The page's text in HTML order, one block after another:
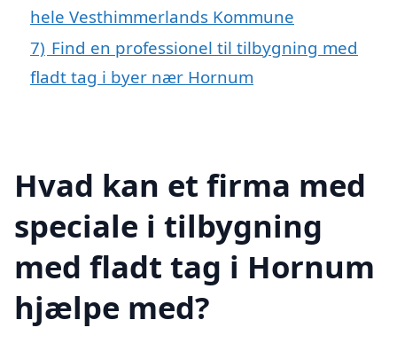
hele Vesthimmerlands Kommune
7) Find en professionel til tilbygning med
fladt tag i byer nær Hornum
Hvad kan et firma med
speciale i tilbygning
med fladt tag i Hornum
hjælpe med?